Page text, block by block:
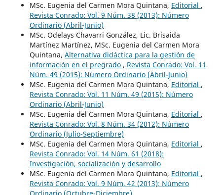
MSc. Eugenia del Carmen Mora Quintana, Editorial ,
Revista Conrado: Vol. 9 Núm. 38 (2013): Número
Ordinario (Abril-Junio)
MSc. Odelays Chavarri González, Lic. Brisaida
Martínez Martínez, MSc. Eugenia del Carmen Mora
Quintana, Alternativa didáctica para la gestión de
información en el pregrado , Revista Conrado: Vol. 11
Núm. 49 (2015): Número Ordinario (Abril-Junio)
MSc. Eugenia del Carmen Mora Quintana, Editorial ,
Revista Conrado: Vol. 11 Núm. 49 (2015): Número
Ordinario (Abril-Junio)
MSc. Eugenia del Carmen Mora Quintana, Editorial ,
Revista Conrado: Vol. 8 Núm. 34 (2012): Número
Ordinario (Julio-Septiembre)
MSc. Eugenia del Carmen Mora Quintana, Editorial ,
Revista Conrado: Vol. 14 Núm. 61 (2018):
Investigación, socialización y desarrollo
MSc. Eugenia del Carmen Mora Quintana, Editorial ,
Revista Conrado: Vol. 9 Núm. 42 (2013): Número